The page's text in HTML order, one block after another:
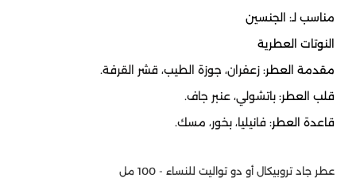
مناسب لـ: الجنسين
النوتات العطرية
مقدمة العطر: زعفران، جوزة الطيب، قشر القرفة.
قلب العطر: باتشولي، عنبر جاف.
قاعدة العطر: فانيليا، بخور، مسك.
عطر جاد تروبيكال أو دو تواليت للنساء - 100 مل